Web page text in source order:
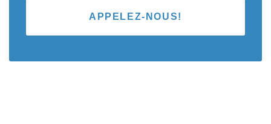
APPELEZ-NOUS!